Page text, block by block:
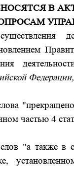
В
частью 4
"а также в